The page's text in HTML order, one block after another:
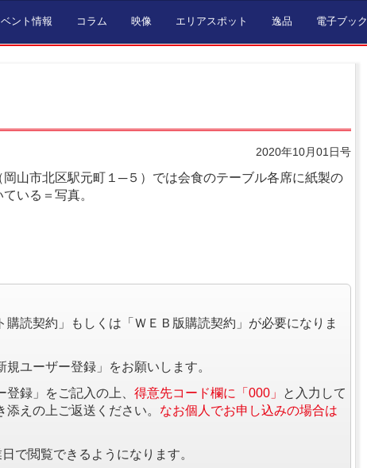
ント情報 コラム 映像 エリアスポット 逸品 電子ブック
2020年10月01日号
山市北区駅元町１─５）では会食のテーブル各席に紙製の
いる＝写真。
読契約」もしくは「ＷＥＢ版購読契約」が必要になりま
ユーザー登録」をお願いします。
録」をご記入の上、 得意先コード欄に「000」
と入力して
えの上ご返送ください。 なお個人でお申し込みの場合は
で閲覧できるようになります。